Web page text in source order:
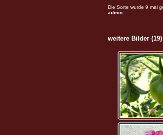
Die Sorte wurde 9 mal
admin
weitere Bilder (19)